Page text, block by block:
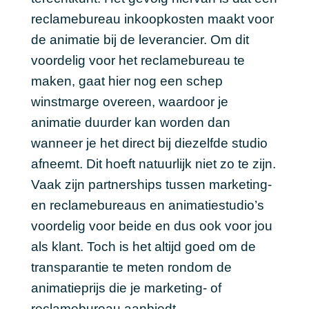
reclamebureau inkoopkosten maakt voor
de animatie bij de leverancier. Om dit
voordelig voor het reclamebureau te
maken, gaat hier nog een schep
winstmarge overeen, waardoor je
animatie duurder kan worden dan
wanneer je het direct bij diezelfde studio
afneemt. Dit hoeft natuurlijk niet zo te zijn.
Vaak zijn partnerships tussen marketing-
en reclamebureaus en animatiestudio’s
voordelig voor beide en dus ook voor jou
als klant. Toch is het altijd goed om de
transparantie te meten rondom de
animatieprijs die je marketing- of